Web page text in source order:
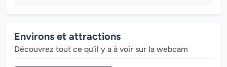
Environs et attractions
Découvrez tout ce qu’il y a à voir sur la webcam